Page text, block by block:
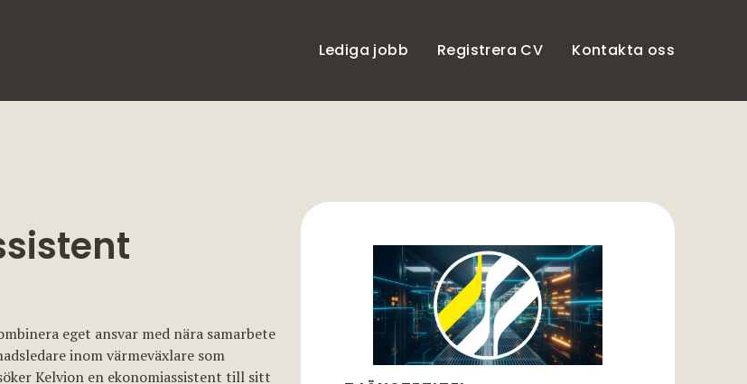
Lediga jobb Registrera CV Kontakta oss
eget ansvar med nära samarbete
inom värmeväxlare som
Kelvion en ekonomiassistent till sitt